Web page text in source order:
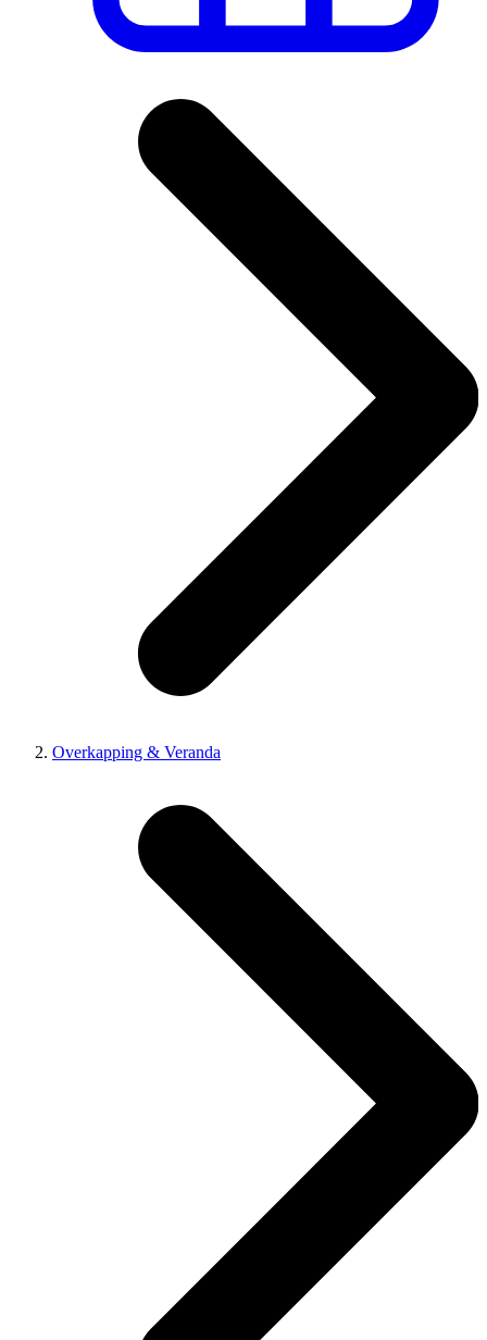
Overkapping & Veranda